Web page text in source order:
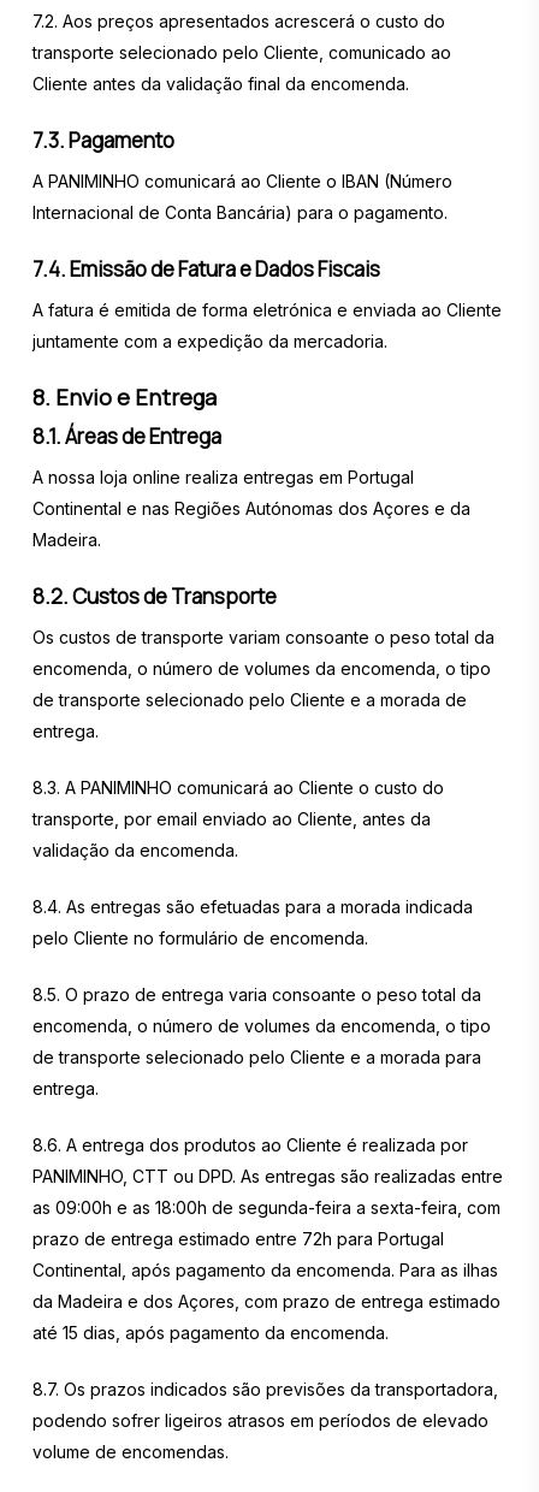
7.2. Aos preços apresentados acrescerá o custo do
transporte selecionado pelo Cliente, comunicado ao
Cliente antes da validação final da encomenda.
7.3. Pagamento
A PANIMINHO comunicará ao Cliente o IBAN (Número
Internacional de Conta Bancária) para o pagamento.
7.4. Emissão de Fatura e Dados Fiscais
A fatura é emitida de forma eletrónica e enviada ao Cliente
juntamente com a expedição da mercadoria.
8. Envio e Entrega
8.1. Áreas de Entrega
A nossa loja online realiza entregas em Portugal
Continental e nas Regiões Autónomas dos Açores e da
Madeira.
8.2. Custos de Transporte
Os custos de transporte variam consoante o peso total da
encomenda, o número de volumes da encomenda, o tipo
de transporte selecionado pelo Cliente e a morada de
entrega.
8.3. A PANIMINHO comunicará ao Cliente o custo do
transporte, por email enviado ao Cliente, antes da
validação da encomenda.
8.4. As entregas são efetuadas para a morada indicada
pelo Cliente no formulário de encomenda.
8.5. O prazo de entrega varia consoante o peso total da
encomenda, o número de volumes da encomenda, o tipo
de transporte selecionado pelo Cliente e a morada para
entrega.
8.6. A entrega dos produtos ao Cliente é realizada por
PANIMINHO, CTT ou DPD. As entregas são realizadas entre
as 09:00h e as 18:00h de segunda-feira a sexta-feira, com
prazo de entrega estimado entre 72h para Portugal
Continental, após pagamento da encomenda. Para as ilhas
da Madeira e dos Açores, com prazo de entrega estimado
até 15 dias, após pagamento da encomenda.
8.7. Os prazos indicados são previsões da transportadora,
podendo sofrer ligeiros atrasos em períodos de elevado
volume de encomendas.